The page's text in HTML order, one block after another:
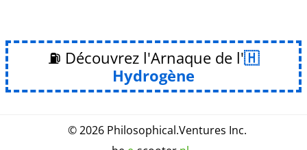
⛽ Découvrez l'Arnaque de l'
Hydrogène
© 2026 Philosophical.Ventures Inc.